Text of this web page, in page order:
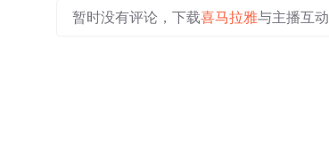
暂时没有评论，下载喜马拉雅与主播互动